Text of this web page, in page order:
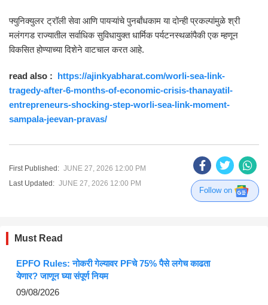
फ्युनिक्युलर ट्रॉली सेवा आणि पायऱ्यांचे पुनर्बांधकाम या दोन्ही प्रकल्पांमुळे श्री
मलंगगड राज्यातील सर्वाधिक सुविधायुक्त धार्मिक पर्यटनस्थळांपैकी एक म्हणून
विकसित होण्याच्या दिशेने वाटचाल करत आहे.
read also : https://ajinkyabharat.com/worli-sea-link-
tragedy-after-6-months-of-economic-crisis-thanayatil-
entrepreneurs-shocking-step-worli-sea-link-moment-
sampala-jeevan-pravas/
First Published: JUNE 27, 2026 12:00 PM
Last Updated: JUNE 27, 2026 12:00 PM
Follow on
Must Read
EPFO Rules: नोकरी गेल्यावर PFचे 75% पैसे लगेच काढता
येणार? जाणून घ्या संपूर्ण नियम
09/08/2026